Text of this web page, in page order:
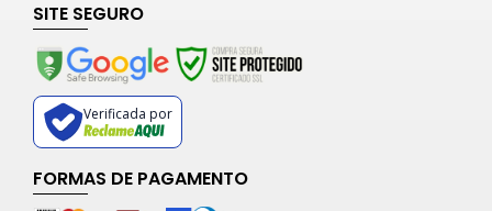
SITE SEGURO
Verificada por
FORMAS DE PAGAMENTO